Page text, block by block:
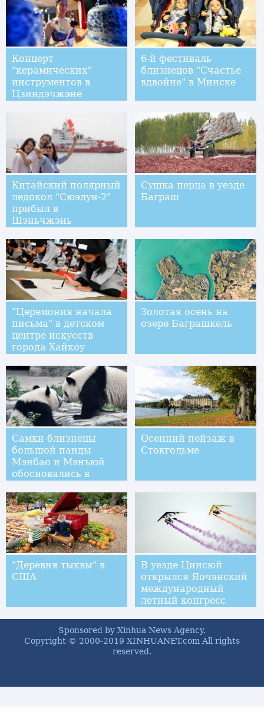
Концерт
"керамических"
инструментов в
Цзиндэчжэне
6-й фестиваль
близнецов "Счастье
вдвойне" в Минске
Китайский полярный
ледокол "Сюэлун-2"
прибыл в
Шэньчжэнь
Сушка перца в уезде
Баграш
"Церемония начала
письма" в детском
центре искусств
города Хайкоу
Золотая осень на
озере Баграшкель
Самки-близнецы
большой панды
Мэнбао и Мэнъюй
обосновались в
Осенний пейзаж в
Стокгольме
"Деревня тыквы" в
США
В уезде Цинсюй
открылся Яочэнский
международный
летный конгресс
Sponsored by Xinhua News Agency.
Copyright © 2000-2019 XINHUANET.com All rights
reserved.